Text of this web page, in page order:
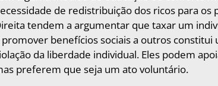
de redistribuição dos ricos para os
tendem a argumentar que taxar um
promover benefícios sociais a outros constitui
da liberdade individual. Eles podem
preferem que seja um ato voluntário.